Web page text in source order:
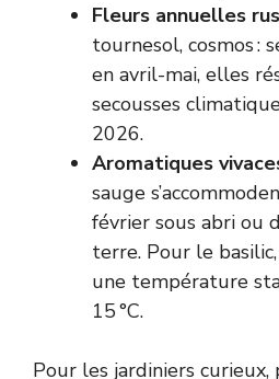
Fleurs annuelles
tournesol, cosmos :
en avril-mai, elles
secousses
2026.
Aromatiques
sauge
février sous abri ou
terre. Pour le
une température
15 °C.
Pour les jardiniers curieux,